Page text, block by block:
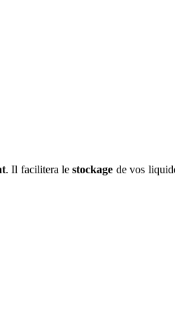
. Il facilitera lestockage de vos